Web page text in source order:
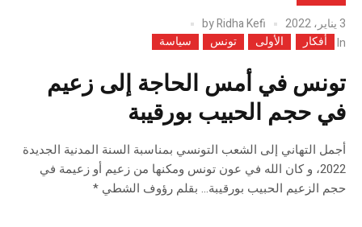
3 يناير، 2022 byRidha Kefi
In
أفكار الأولى تونس سياسة
تونس في أمس الحاجة إلى زعيم
في حجم الحبيب بورقيبة
أجمل التهاني إلى الشعب التونسي بمناسبة السنة المدنية الجديدة
2022، و كان الله في عون تونس ومكنها من زعيم أو زعيمة في
حجم الزعيم الحبيب بورقيبة… بقلم رؤوف الشطي *